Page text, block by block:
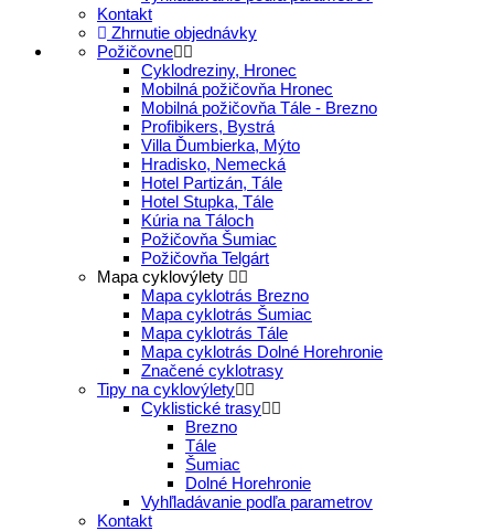
Kontakt
Zhrnutie objednávky
Požičovne
Cyklodreziny, Hronec
Mobilná požičovňa Hronec
Mobilná požičovňa Tále - Brezno
Profibikers, Bystrá
Villa Ďumbierka, Mýto
Hradisko, Nemecká
Hotel Partizán, Tále
Hotel Stupka, Tále
Kúria na Táloch
Požičovňa Šumiac
Požičovňa Telgárt
Mapa cyklovýlety
Mapa cyklotrás Brezno
Mapa cyklotrás Šumiac
Mapa cyklotrás Tále
Mapa cyklotrás Dolné Horehronie
Značené cyklotrasy
Tipy na cyklovýlety
Cyklistické trasy
Brezno
Tále
Šumiac
Dolné Horehronie
Vyhľladávanie podľa parametrov
Kontakt